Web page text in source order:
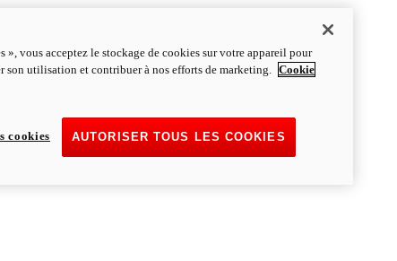
vous acceptez le stockage de cookies sur votre appareil pour
son utilisation et contribuer à nos efforts de marketing. Cookie
AUTORISER TOUS LES COOKIES
cookies